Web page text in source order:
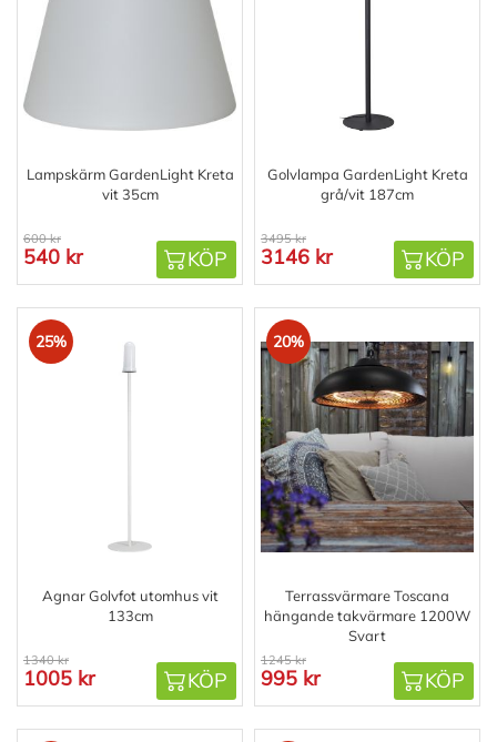
Lampskärm GardenLight Kreta
vit 35cm
600 kr
540 kr KÖP
Golvlampa GardenLight Kreta
grå/vit 187cm
3495 kr
3146 kr KÖP
25%
Agnar Golvfot utomhus vit
133cm
1340 kr
1005 kr KÖP
20%
Terrassvärmare Toscana
hängande takvärmare 1200W
Svart
1245 kr
995 kr KÖP